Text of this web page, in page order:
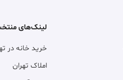
لینک‌های
خرید خانه در
املاک تهران